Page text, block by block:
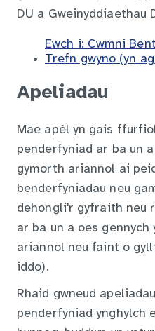
DU a Gweinyddiaethau
Ewch i: Cwmni
Trefn gwyno (yn
Apeliadau
Mae apêl yn gais
penderfyniad ar ba un
gymorth ariannol ai
benderfyniadau neu
dehongli'r gyfraith neu
ar ba un a oes
ariannol neu faint o
iddo).
Rhaid gwneud
penderfyniad ynghylch